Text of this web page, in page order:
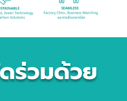
ร่วมด้วย